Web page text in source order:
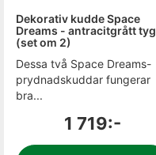
Dekorativ kudde Space
Dreams - antracitgrått tyg
(set om 2)
Dessa två Space Dreams-
prydnadskuddar fungerar
bra...
1 719:-